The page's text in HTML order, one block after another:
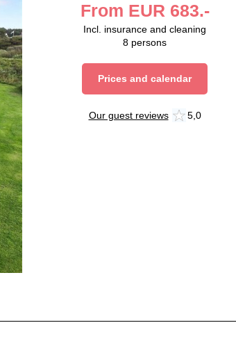
From EUR 683.-
Incl. insurance and cleaning
8 persons
Prices and calendar
Our guest reviews 5,0